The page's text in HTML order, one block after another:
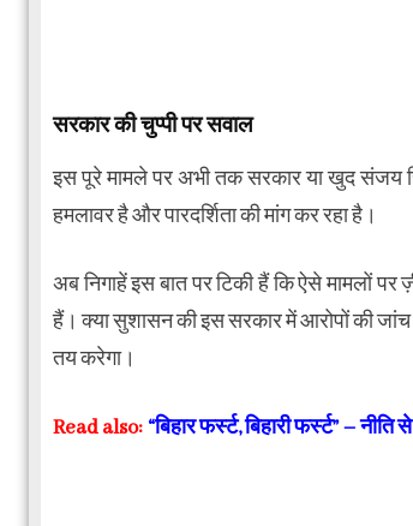
सरकार की चुप्पी पर सवाल
इस पूरे मामले पर अभी तक सरकार या खुद संजय
हमलावर है और पारदर्शिता की मांग कर रहा है।
अब निगाहें इस बात पर टिकी हैं कि ऐसे मामलों
हैं। क्या सुशासन की इस सरकार में आरोपों की जांच
तय करेगा।
Read also: “बिहार फर्स्ट, बिहारी फर्स्ट” –